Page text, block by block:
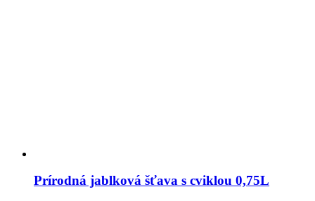
Prírodná jablková šťava s cviklou 0,75L